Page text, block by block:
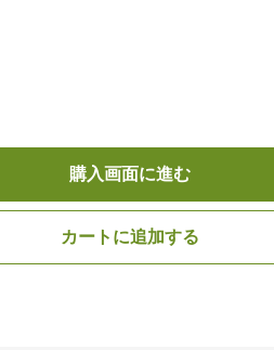
購入画面に進む
カートに追加する